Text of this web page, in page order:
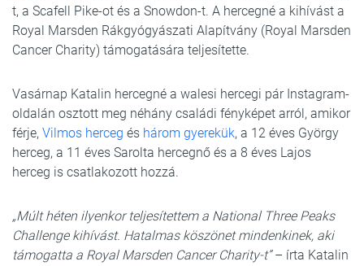
t, a Scafell Pike-ot és a Snowdon-t. A hercegné a kihívást a
Royal Marsden Rákgyógyászati Alapítvány (Royal Marsden
Cancer Charity) támogatására teljesítette.
Vasárnap Katalin hercegné a walesi hercegi pár Instagram-
oldalán osztott meg néhány családi fényképet arról, amikor
férje, Vilmos herceg és három gyerekük, a 12 éves György
herceg, a 11 éves Sarolta hercegnő és a 8 éves Lajos
herceg is csatlakozott hozzá.
„Múlt héten ilyenkor teljesítettem a National Three Peaks
Challenge kihívást. Hatalmas köszönet mindenkinek, aki
támogatta a Royal Marsden Cancer Charity-t”– írta Katalin